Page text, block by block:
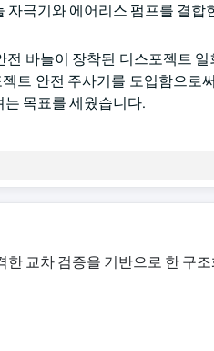
자극기와 에어리스 펌프를 결합
전 바늘이 장착된 디스포젝트
트 안전 주사기를 도입함으로
목표를 세웠습니다.
교차 검증을 기반으로 한 구